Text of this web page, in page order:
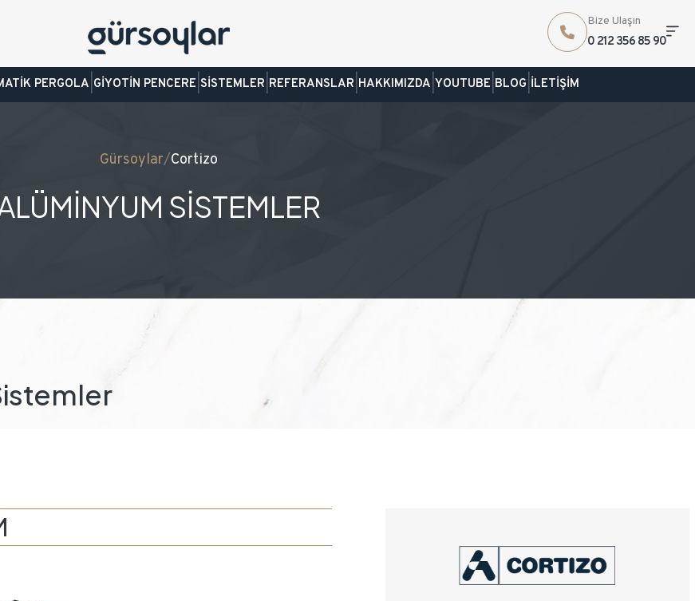
PERGOLA GİYOTİN PENCERE SİSTEMLER REFERANSLAR HAKKIMIZDA YOUTUBE BLOG İLETİŞİM
Bize Ulaşın
0 212 356 85 90
Gürsoylar/Cortizo
SİSTEMLER